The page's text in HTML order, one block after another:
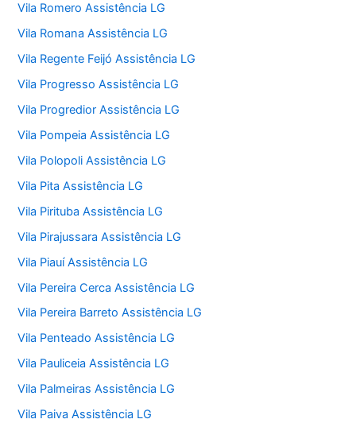
Vila Romero Assistência LG
Vila Romana Assistência LG
Vila Regente Feijó Assistência LG
Vila Progresso Assistência LG
Vila Progredior Assistência LG
Vila Pompeia Assistência LG
Vila Polopoli Assistência LG
Vila Pita Assistência LG
Vila Pirituba Assistência LG
Vila Pirajussara Assistência LG
Vila Piauí Assistência LG
Vila Pereira Cerca Assistência LG
Vila Pereira Barreto Assistência LG
Vila Penteado Assistência LG
Vila Pauliceia Assistência LG
Vila Palmeiras Assistência LG
Vila Paiva Assistência LG